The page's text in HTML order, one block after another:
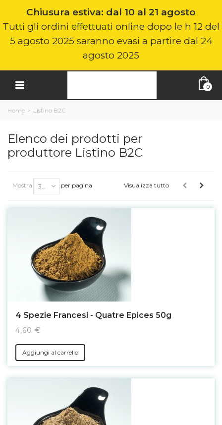
Chiusura estiva: dal 10 al 21 agosto
Tutti gli ordini effettuati online dopo le h 12 del
5 agosto 2025 saranno evasi a partire dal 24
agosto 2025
0
Home > Listino B2C
Elenco dei prodotti per
produttore Listino B2C
Mostra 30 per pagina Visualizza tutto
4 Spezie Francesi - Quatre Epices 50g
4,60 €
Aggiungi al carrello